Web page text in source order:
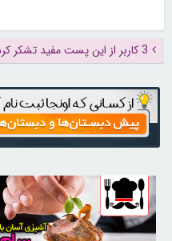
3 کاربر از این پست مفید تشکر کرده اند (نمایش سپاس ها)